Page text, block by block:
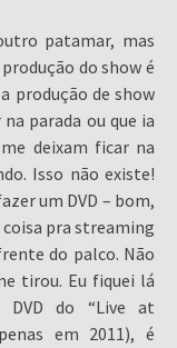
patamar, mas
do show é
produção de show
parada ou que ia
deixam ficar na
Isso não existe!
um DVD – bom,
coisa pra streaming
do palco. Não
tirou. Eu fiquei lá
do “Live at
em 2011), é